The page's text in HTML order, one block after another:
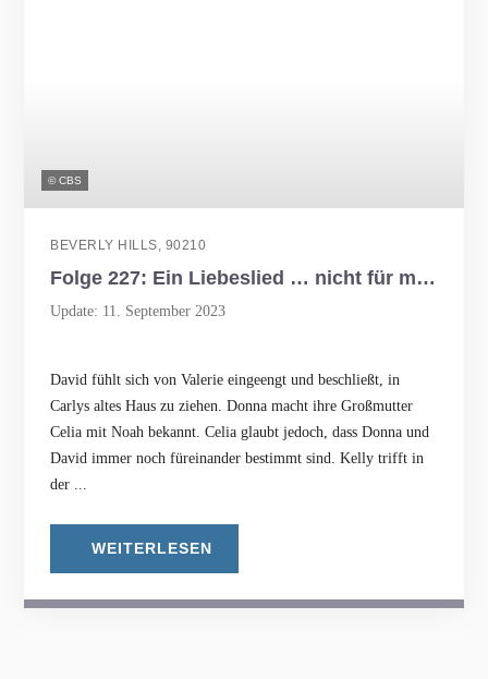
© CBS
BEVERLY HILLS, 90210
Folge 227: Ein Liebeslied … nicht für mich
Update: 11. September 2023
David fühlt sich von Valerie eingeengt und beschließt, in
Carlys altes Haus zu ziehen. Donna macht ihre Großmutter
Celia mit Noah bekannt. Celia glaubt jedoch, dass Donna und
David immer noch füreinander bestimmt sind. Kelly trifft in
der ...
WEITERLESEN